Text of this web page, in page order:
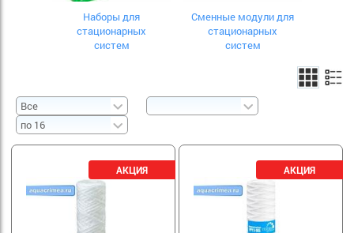
Наборы для
стационарных
систем
Сменные модули для
стационарных
систем